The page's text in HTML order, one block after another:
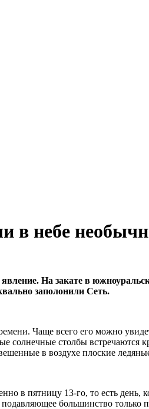
в небе
На закате в
заполонили Сеть.
Чаще всего его можно
столбы встречаются
в воздухе плоские
в пятницу 13-го, то есть
большинство только